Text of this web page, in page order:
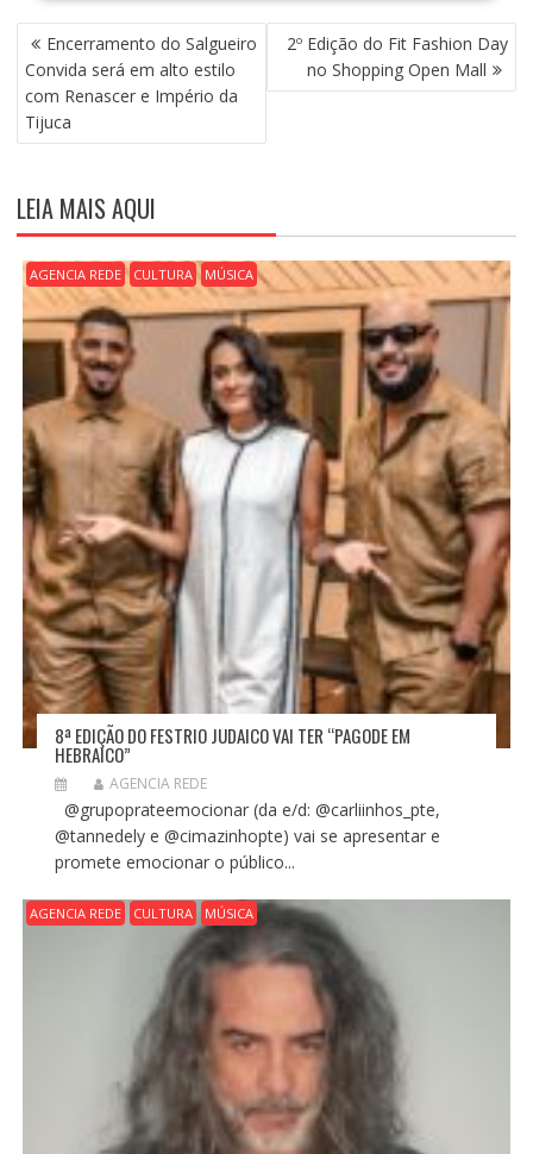
N
A
V
G
Ç
Ã
O
D
E
P
O
T
Encerramento do Salgueiro
Convida será em alto estilo
com Renascer e Império da
Tijuca
2º Edição do Fit Fashion Day
no Shopping Open Mall
LEIA MAIS AQUI
AGENCIA REDE CULTURA MÚSICA
8ª EDIÇÃO DO FESTRIO JUDAICO VAI TER “PAGODE EM
HEBRAICO”
AGENCIA REDE
@grupoprateemocionar (da e/d: @carliinhos_pte,
@tannedely e @cimazinhopte) vai se apresentar e
promete emocionar o público...
AGENCIA REDE CULTURA MÚSICA